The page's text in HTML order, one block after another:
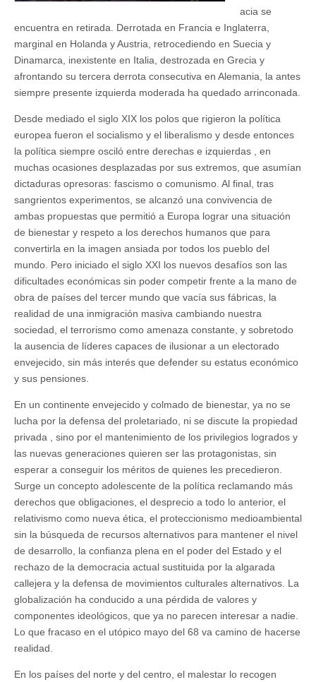
acia se
encuentra en retirada. Derrotada en Francia e Inglaterra,
marginal en Holanda y Austria, retrocediendo en Suecia y
Dinamarca, inexistente en Italia, destrozada en Grecia y
afrontando su tercera derrota consecutiva en Alemania, la antes
siempre presente izquierda moderada ha quedado arrinconada.
Desde mediado el siglo XIX los polos que rigieron la política
europea fueron el socialismo y el liberalismo y desde entonces
la política siempre osciló entre derechas e izquierdas , en
muchas ocasiones desplazadas por sus extremos, que asumían
dictaduras opresoras: fascismo o comunismo. Al final, tras
sangrientos experimentos, se alcanzó una convivencia de
ambas propuestas que permitió a Europa lograr una situación
de bienestar y respeto a los derechos humanos que para
convertirla en la imagen ansiada por todos los pueblo del
mundo. Pero iniciado el siglo XXI los nuevos desafíos son las
dificultades económicas sin poder competir frente a la mano de
obra de países del tercer mundo que vacía sus fábricas, la
realidad de una inmigración masiva cambiando nuestra
sociedad, el terrorismo como amenaza constante, y sobretodo
la ausencia de líderes capaces de ilusionar a un electorado
envejecido, sin más interés que defender su estatus económico
y sus pensiones.
En un continente envejecido y colmado de bienestar, ya no se
lucha por la defensa del proletariado, ni se discute la propiedad
privada , sino por el mantenimiento de los privilegios logrados y
las nuevas generaciones quieren ser las protagonistas, sin
esperar a conseguir los méritos de quienes les precedieron.
Surge un concepto adolescente de la política reclamando más
derechos que obligaciones, el desprecio a todo lo anterior, el
relativismo como nueva ética, el proteccionismo medioambiental
sin la búsqueda de recursos alternativos para mantener el nivel
de desarrollo, la confianza plena en el poder del Estado y el
rechazo de la democracia actual sustituida por la algarada
callejera y la defensa de movimientos culturales alternativos. La
globalización ha conducido a una pérdida de valores y
componentes ideológicos, que ya no parecen interesar a nadie.
Lo que fracaso en el utópico mayo del 68 va camino de hacerse
realidad.
En los países del norte y del centro, el malestar lo recogen